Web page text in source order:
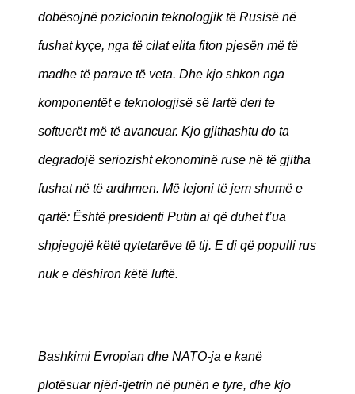
dobësojnë pozicionin teknologjik të Rusisë në
fushat kyçe, nga të cilat elita fiton pjesën më të
madhe të parave të veta. Dhe kjo shkon nga
komponentët e teknologjisë së lartë deri te
softuerët më të avancuar. Kjo gjithashtu do ta
degradojë seriozisht ekonominë ruse në të gjitha
fushat në të ardhmen. Më lejoni të jem shumë e
qartë: Është presidenti Putin ai që duhet t’ua
shpjegojë këtë qytetarëve të tij. E di që populli rus
nuk e dëshiron këtë luftë.
Bashkimi Evropian dhe NATO-ja e kanë
plotësuar njëri-tjetrin në punën e tyre, dhe kjo